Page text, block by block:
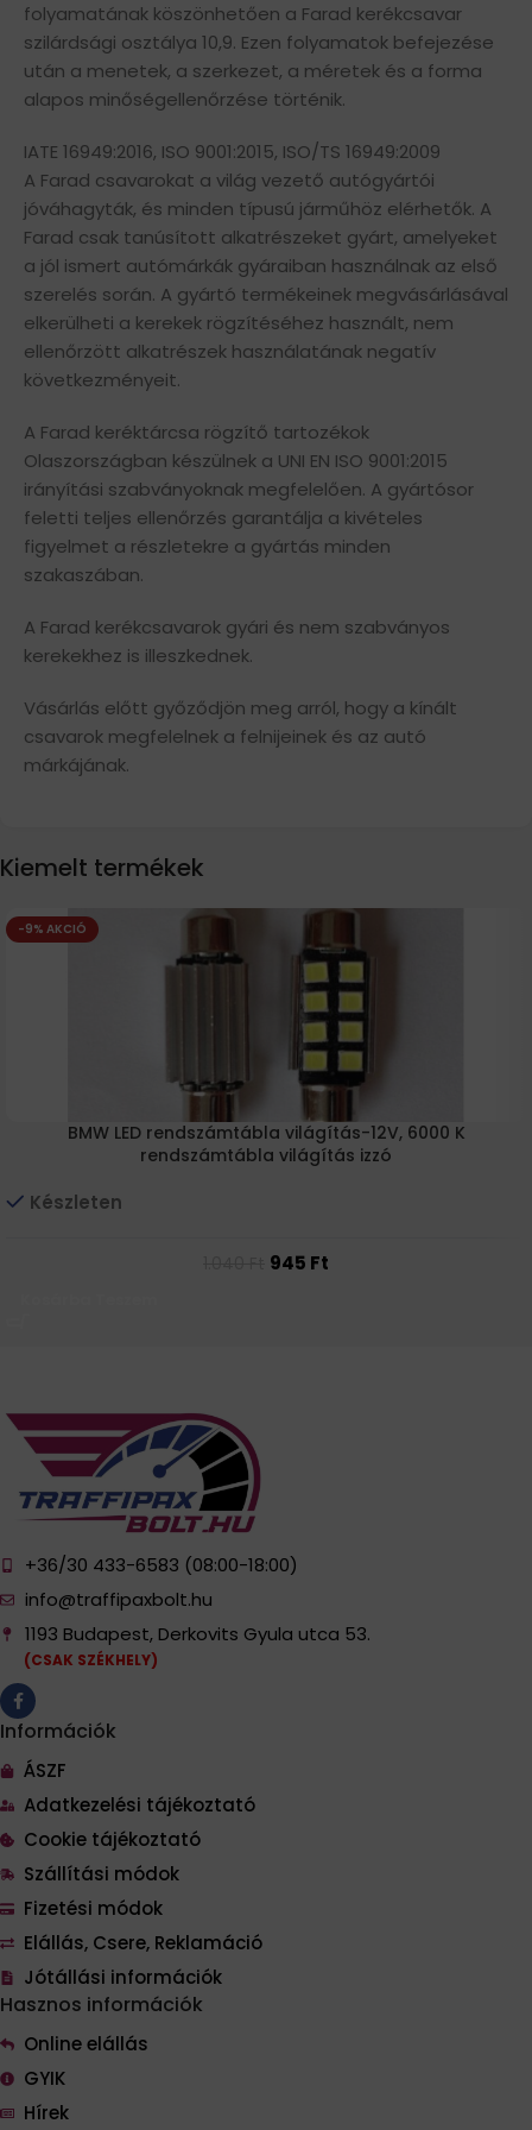
folyamatának köszönhetően a Farad kerékcsavar
szilárdsági osztálya 10,9. Ezen folyamatok befejezése
után a menetek, a szerkezet, a méretek és a forma
alapos minőségellenőrzése történik.
IATE 16949:2016, ISO 9001:2015, ISO/TS 16949:2009
A Farad csavarokat a világ vezető autógyártói
jóváhagyták, és minden típusú járműhöz elérhetők. A
Farad csak tanúsított alkatrészeket gyárt, amelyeket
a jól ismert autómárkák gyáraiban használnak az első
szerelés során. A gyártó termékeinek megvásárlásával
elkerülheti a kerekek rögzítéséhez használt, nem
ellenőrzött alkatrészek használatának negatív
következményeit.
A Farad keréktárcsa rögzítő tartozékok
Olaszországban készülnek a UNI EN ISO 9001:2015
irányítási szabványoknak megfelelően. A gyártósor
feletti teljes ellenőrzés garantálja a kivételes
figyelmet a részletekre a gyártás minden
szakaszában.
A Farad kerékcsavarok gyári és nem szabványos
kerekekhez is illeszkednek.
Vásárlás előtt győződjön meg arról, hogy a kínált
csavarok megfelelnek a felnijeinek és az autó
márkájának.
Kiemelt termékek
-9% AKCIÓ
BMW LED rendszámtábla világítás-12V, 6000 K
rendszámtábla világítás izzó
Készleten
945 Ft
+36/30 433-6583 (08:00-18:00)
info@traffipaxbolt.hu
1193 Budapest, Derkovits Gyula utca 53.
(CSAK SZÉKHELY)
Információk
ÁSZF
Adatkezelési tájékoztató
Cookie tájékoztató
Szállítási módok
Fizetési módok
Elállás, Csere, Reklamáció
Jótállási információk
Hasznos információk
Online elállás
GYIK
Hírek